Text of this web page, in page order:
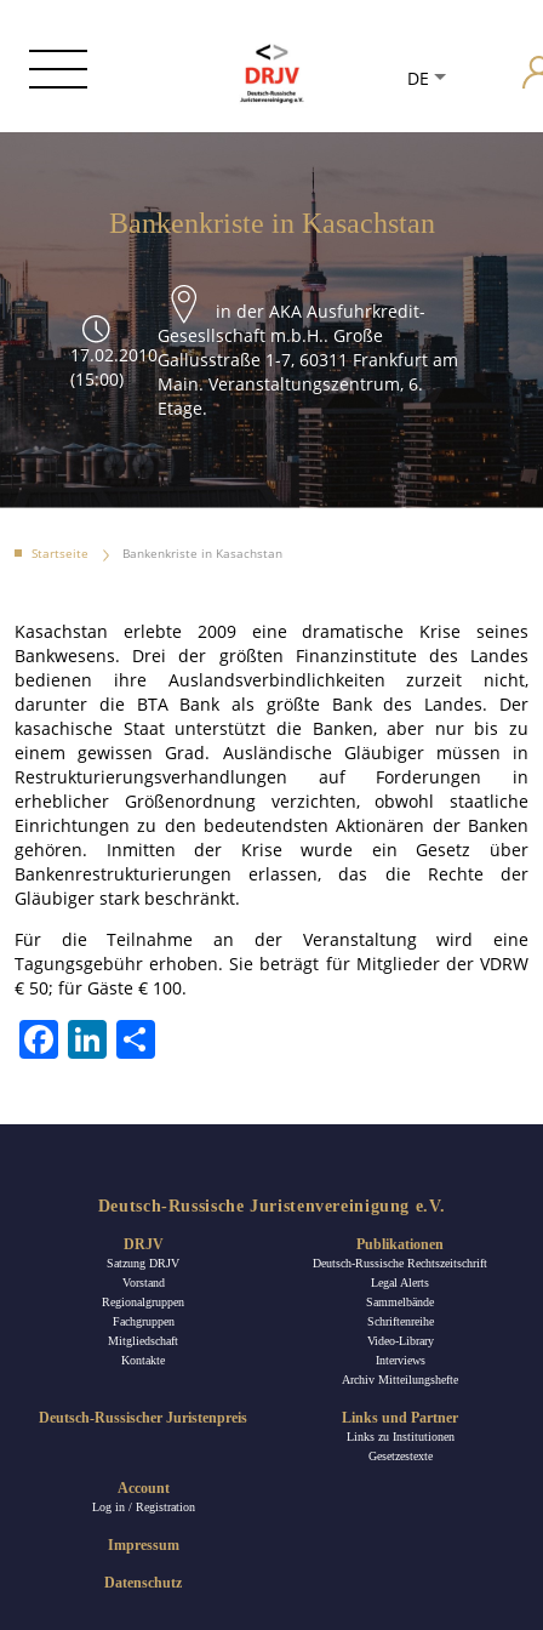
DE
Bankenkriste in Kasachstan
17.02.2010
(15:00)
in der AKA Ausfuhrkredit-
Gesesllschaft m.b.H.. Große
Gallusstraße 1-7, 60311 Frankfurt am
Main. Veranstaltungszentrum, 6.
Etage.
Startseite Bankenkriste in Kasachstan
Kasachstan erlebte 2009 eine dramatische Krise seines
Bankwesens. Drei der größten Finanzinstitute des Landes
bedienen ihre Auslandsverbindlichkeiten zurzeit nicht,
darunter die BTA Bank als größte Bank des Landes. Der
kasachische Staat unterstützt die Banken, aber nur bis zu
einem gewissen Grad. Ausländische Gläubiger müssen in
Restrukturierungsverhandlungen auf Forderungen in
erheblicher Größenordnung verzichten, obwohl staatliche
Einrichtungen zu den bedeutendsten Aktionären der Banken
gehören. Inmitten der Krise wurde ein Gesetz über
Bankenrestrukturierungen erlassen, das die Rechte der
Gläubiger stark beschränkt.
Für die Teilnahme an der Veranstaltung wird eine
Tagungsgebühr erhoben. Sie beträgt für Mitglieder der VDRW
€ 50; für Gäste € 100.
FacebookLinkedIn
Deutsch-Russische Juristenvereinigung e.V.
DRJV
Satzung DRJV
Vorstand
Regionalgruppen
Fachgruppen
Mitgliedschaft
Kontakte
Publikationen
Deutsch-Russische Rechtszeitschrift
Legal Alerts
Sammelbände
Schriftenreihe
Video-Library
Interviews
Archiv Mitteilungshefte
Deutsch-Russischer Juristenpreis
Account
Log in / Registration
Links und Partner
Links zu Institutionen
Gesetzestexte
Impressum
Datenschutz